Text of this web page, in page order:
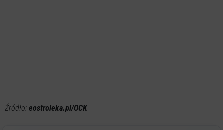
Źródło: eostroleka.pl/OCK